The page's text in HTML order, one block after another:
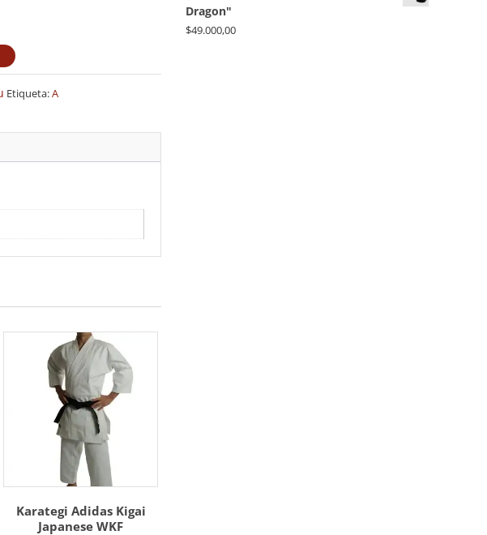
Etiqueta:A
Karategi Adidas Kigai
Japanese WKF
Dragon"
$49.000,00